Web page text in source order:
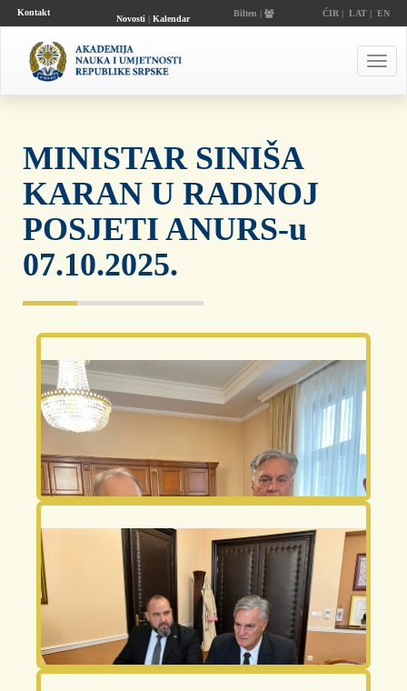
Kontakt
Novosti| Kalendar
Bilten | ĆIR | LAT| EN
MINISTAR SINIŠA
KARAN U RADNOJ
POSJETI ANURS-u
07.10.2025.